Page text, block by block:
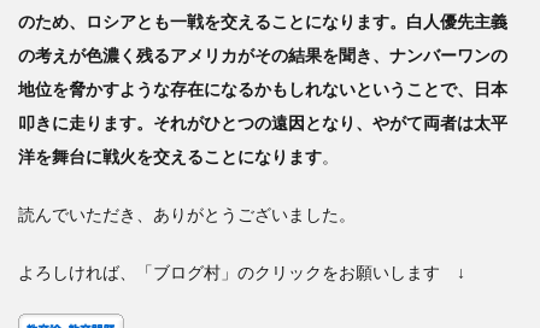
のため、ロシアとも一戦を交えることになります。白人優先主義
の考えが色濃く残るアメリカがその結果を聞き、ナンバーワンの
地位を脅かすような存在になるかもしれないということで、日本
叩きに走ります。それがひとつの遠因となり、やがて両者は太平
洋を舞台に戦火を交えることになります。
読んでいただき、ありがとうございました。
よろしければ、「ブログ村」のクリックをお願いします ↓